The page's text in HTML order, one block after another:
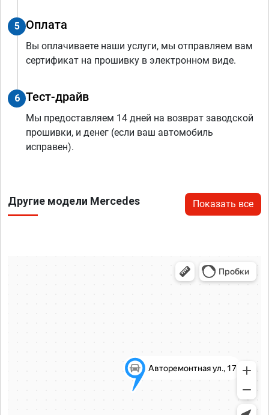
5 Оплата
Вы оплачиваете наши услуги, мы отправляем вам
сертификат на прошивку в электронном виде.
6 Тест-драйв
Мы предоставляем 14 дней на возврат заводской
прошивки, и денег (если ваш автомобиль
исправен).
Другие модели Mercedes Показать все